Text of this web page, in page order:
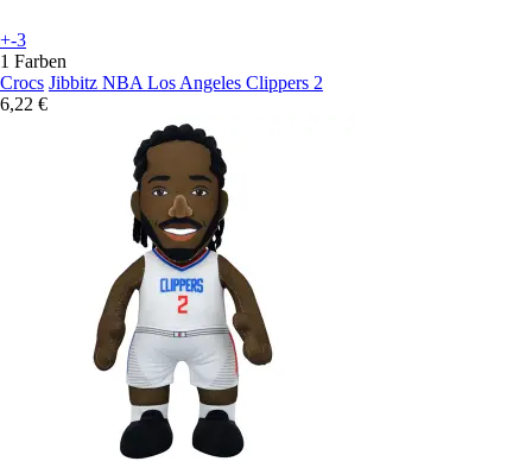
+-3
1 Farben
Crocs Jibbitz NBA Los Angeles Clippers 2
6,22 €